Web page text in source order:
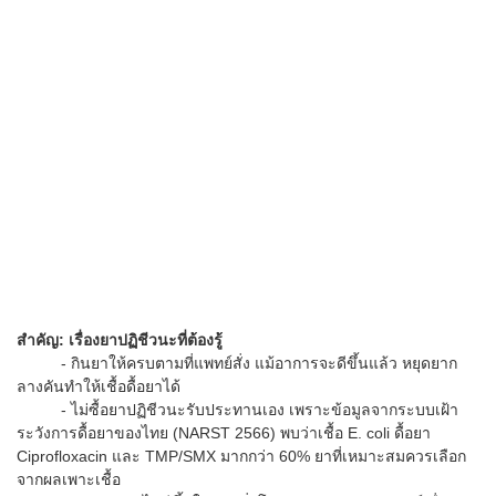
สำคัญ: เรื่องยาปฏิชีวนะที่ต้องรู้
- กินยาให้ครบตามที่แพทย์สั่ง แม้อาการจะดีขึ้นแล้ว หยุดยาก
ลางคันทำให้เชื้อดื้อยาได้
- ไม่ซื้อยาปฏิชีวนะรับประทานเอง เพราะข้อมูลจากระบบเฝ้า
ระวังการดื้อยาของไทย (NARST 2566) พบว่าเชื้อ E. coli ดื้อยา
Ciprofloxacin และ TMP/SMX มากกว่า 60% ยาที่เหมาะสมควรเลือก
จากผลเพาะเชื้อ